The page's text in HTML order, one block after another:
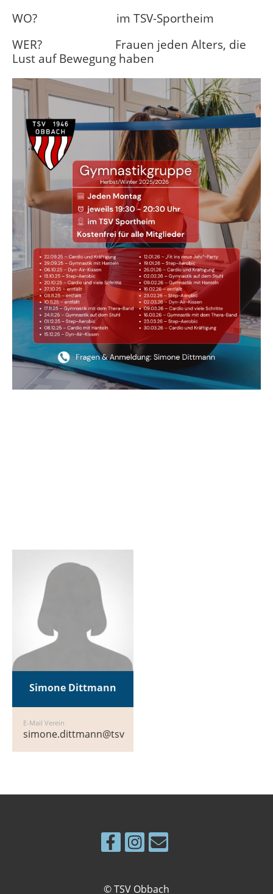
WO?
im TSV-Sportheim
WER?
Frauen jeden Alters, die
Lust auf Bewegung haben
Simone Dittmann
E-Mail Verein
simone.dittmann@tsvobbach.clubdesk.com
© TSV Obbach